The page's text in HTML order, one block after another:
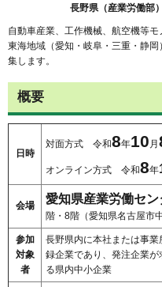
長野県（産業労働部
自動車産業、工作機械、航空機等
東海地域（愛知・岐阜・三重・静
集します。
概要
日時
対面方式 令和8年10 月
オンライン方式 令和8年
会場 愛知県産業労働セン
階・8階（愛知県名古屋市
参加
対象
者
長野県内に本社または事
録企業であり、発注企業
る県内中小企業